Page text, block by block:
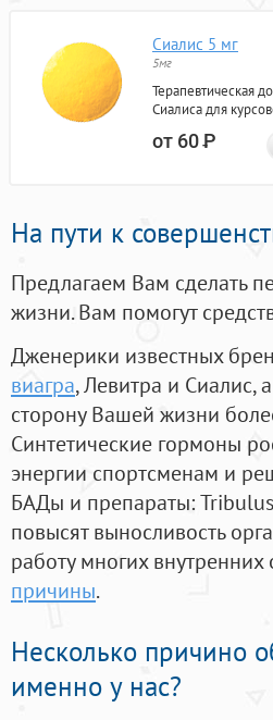
Сиалис 5 мг
5мг
Терапевтическая
Сиалиса для
от 60Р
На пути к
Предлагаем Вам сделать
жизни. Вам помогут
Дженерики известных
виагра, Левитра и Сиалис,
сторону Вашей жизни
Синтетические гормоны
энергии спортсменам и
БАДы и препараты:
повысят выносливость
работу многих
причины.
Несколько причино
именно у нас?